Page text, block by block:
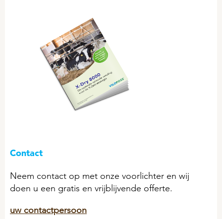
Contact
Neem contact op met onze voorlichter en wij
doen u een gratis en vrijblijvende offerte.
uw contactpersoon